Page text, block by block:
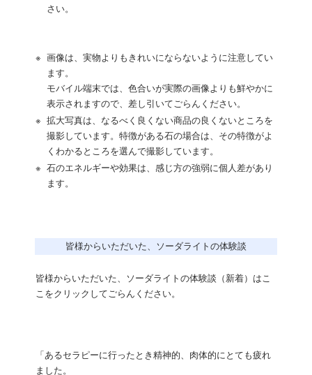
さい。
※
画像は、実物よりもきれいにならないように注意してい
ます。
モバイル端末では、色合いが実際の画像よりも鮮やかに
表示されますので、差し引いてごらんください。
※
拡大写真は、なるべく良くない商品の良くないところを
撮影しています。特徴がある石の場合は、その特徴がよ
くわかるところを選んで撮影しています。
※
石のエネルギーや効果は、感じ方の強弱に個人差があり
ます。
皆様からいただいた、ソーダライトの体験談
皆様からいただいた、ソーダライトの体験談（新着）はこ
こをクリックしてごらんください。
「あるセラピーに行ったとき精神的、肉体的にとても疲れ
ました。